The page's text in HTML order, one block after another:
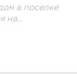
в поселке
на